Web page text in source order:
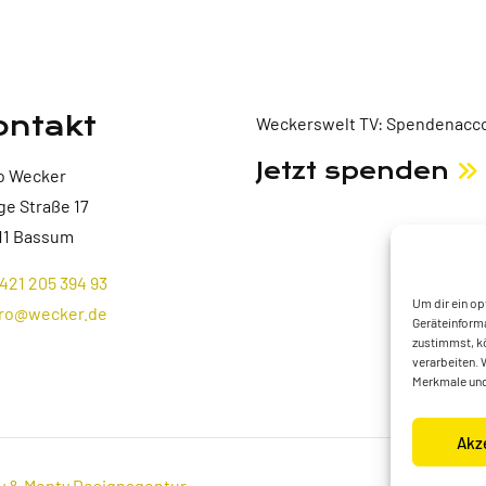
Um dir ein
zustimmst,
verarbeiten.
Merkmale
Wecker
Straße 17
Bassum
205 394 93
Weckerswelt TV:
Jetzt spenden